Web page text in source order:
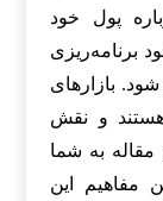
پول خود
برنامه‌ریزی
بازارهای
و نقش
به شما
مفاهیم این